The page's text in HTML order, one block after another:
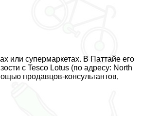
или супермаркетах. В Паттайе его
с Tesco Lotus (по адресу: North
продавцов-консультантов,